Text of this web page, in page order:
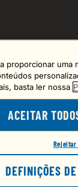
proporcionar uma
basta ler nossa
ACEITAR
Rejeitar
DEFINIÇÕES